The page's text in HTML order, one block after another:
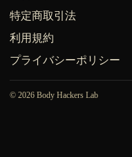
特定商取引法
利用規約
プライバシーポリシー
© 2026 Body Hackers Lab